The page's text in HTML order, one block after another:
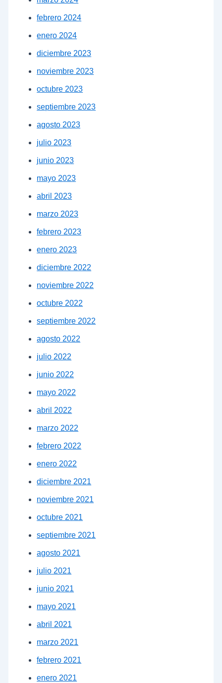
febrero 2024
enero 2024
diciembre 2023
noviembre 2023
octubre 2023
septiembre 2023
agosto 2023
julio 2023
junio 2023
mayo 2023
abril 2023
marzo 2023
febrero 2023
enero 2023
diciembre 2022
noviembre 2022
octubre 2022
septiembre 2022
agosto 2022
julio 2022
junio 2022
mayo 2022
abril 2022
marzo 2022
febrero 2022
enero 2022
diciembre 2021
noviembre 2021
octubre 2021
septiembre 2021
agosto 2021
julio 2021
junio 2021
mayo 2021
abril 2021
marzo 2021
febrero 2021
enero 2021